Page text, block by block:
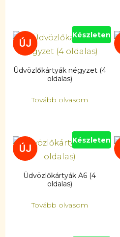
ÚJ
Készleten
Üdvözlőkártyák négyzet (4
oldalas)
Tovább olvasom
ÚJ
Készleten
Üdvözlőkártyák A6 (4
oldalas)
Tovább olvasom